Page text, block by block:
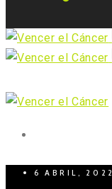
6 ABRIL, 2022